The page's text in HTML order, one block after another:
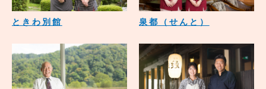
ときわ別館 泉都（せんと）